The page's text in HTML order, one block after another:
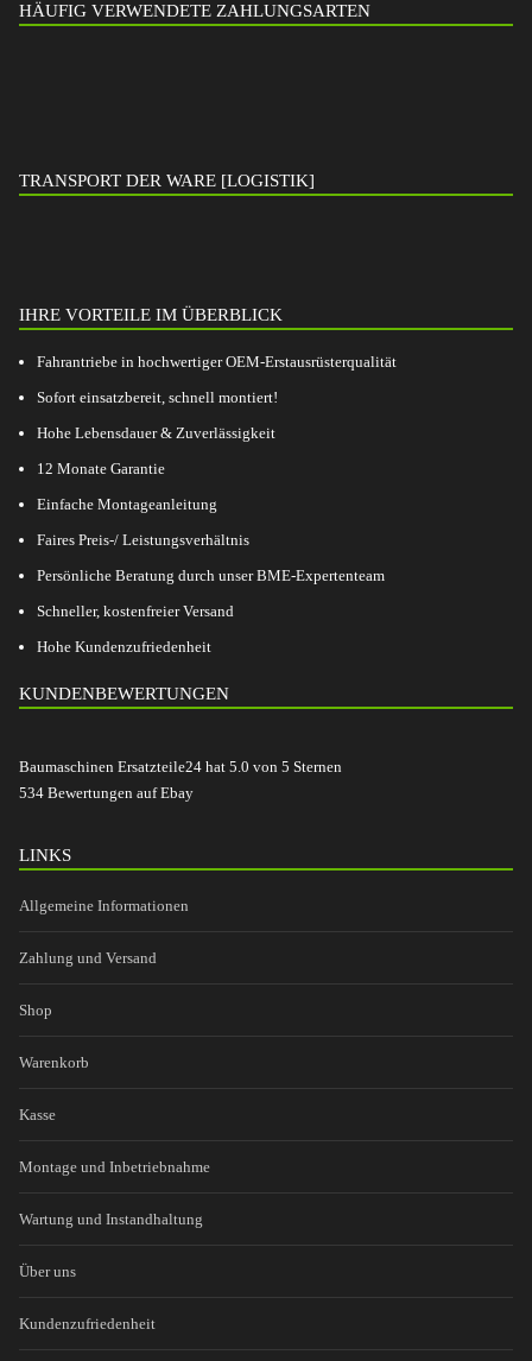
HÄUFIG VERWENDETE ZAHLUNGSARTEN
TRANSPORT DER WARE [LOGISTIK]
IHRE VORTEILE IM ÜBERBLICK
Fahrantriebe in hochwertiger OEM-Erstausrüsterqualität
Sofort einsatzbereit, schnell montiert!
Hohe Lebensdauer & Zuverlässigkeit
12 Monate Garantie
Einfache Montageanleitung
Faires Preis-/ Leistungsverhältnis
Persönliche Beratung durch unser BME-Expertenteam
Schneller, kostenfreier Versand
Hohe Kundenzufriedenheit
KUNDENBEWERTUNGEN
Baumaschinen Ersatzteile24 hat 5.0 von 5 Sternen
534 Bewertungen auf Ebay
LINKS
Allgemeine Informationen
Zahlung und Versand
Shop
Warenkorb
Kasse
Montage und Inbetriebnahme
Wartung und Instandhaltung
Über uns
Kundenzufriedenheit